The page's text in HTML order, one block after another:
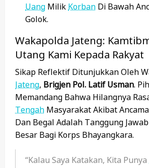
Uang Milik Korban Di Bawah
Golok.
Wakapolda Jateng:
Utang Kami Kepada Rakyat
Sikap Reflektif Ditunjukkan Oleh
Jateng, Brigjen Pol. Latif Usman.
Memandang Bahwa Hilangnya
Tengah Masyarakat Akibat
Dan Begal Adalah Tanggung
Besar Bagi Korps Bhayangkara.
“Kalau Saya Katakan, Kita Punya